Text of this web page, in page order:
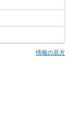
情報の見方